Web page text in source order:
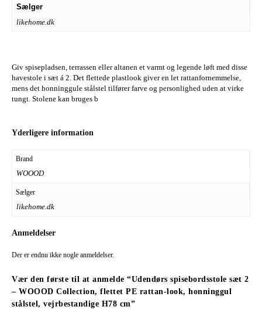
Sælger
likehome.dk
Giv spisepladsen, terrassen eller altanen et varmt og legende løft med disse
havestole i sæt á 2. Det flettede plastlook giver en let rattanfornemmelse,
mens det honninggule stålstel tilfører farve og personlighed uden at virke
tungt. Stolene kan bruges b
Yderligere information
Brand
WOOOD
Sælger
likehome.dk
Anmeldelser
Der er endnu ikke nogle anmeldelser.
Vær den første til at anmelde “Udendørs spisebordsstole sæt 2
– WOOOD Collection, flettet PE rattan-look, honninggul
stålstel, vejrbestandige H78 cm”